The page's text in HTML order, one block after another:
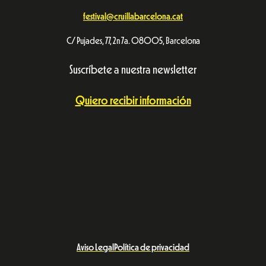
festival@cruillabarcelona.cat
C/ Pujades, 77, 2n 7a. 08005, Barcelona
Suscríbete a nuestra newsletter
Quiero recibir información
Aviso Legal Política de privacidad